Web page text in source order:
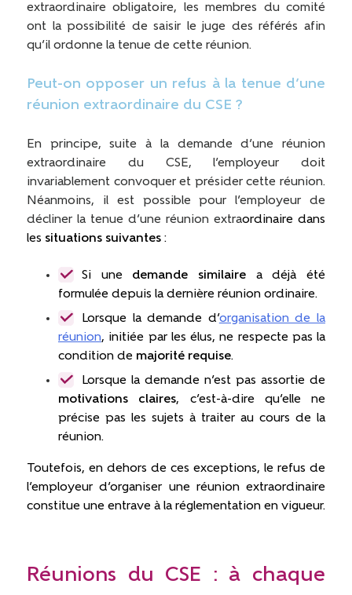
extraordinaire obligatoire, les membres du comité
ont la possibilité de saisir le juge des référés afin
qu’il ordonne la tenue de cette réunion.
Peut-on opposer un refus à la tenue d’une
réunion extraordinaire du CSE ?
En principe, suite à la demande d’une réunion
extraordinaire du CSE, l’employeur doit
invariablement convoquer et présider cette réunion.
Néanmoins, il est possible pour l’employeur de
décliner la tenue d’une réunion extraordinaire dans
les situations suivantes :
Si une demande similaire a déjà été
formulée depuis la dernière réunion ordinaire.
Lorsque la demande d’organisation de la
réunion, initiée par les élus, ne respecte pas la
condition de majorité requise.
Lorsque la demande n’est pas assortie de
motivations claires, c’est-à-dire qu’elle ne
précise pas les sujets à traiter au cours de la
réunion.
Toutefois, en dehors de ces exceptions, le refus de
l’employeur d’organiser une réunion extraordinaire
constitue une entrave à la réglementation en vigueur.
Réunions du CSE : à chaque